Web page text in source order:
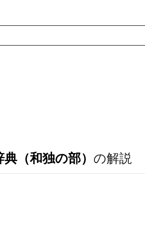
（和独の部） の解説